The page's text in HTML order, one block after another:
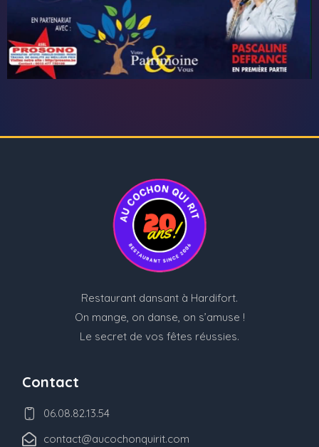
Restaurant dansant à Hardifort.
On mange, on danse, on s’amuse !
Le secret de vos fêtes réussies.
Contact
06.08.82.13.54
contact@aucochonquirit.com